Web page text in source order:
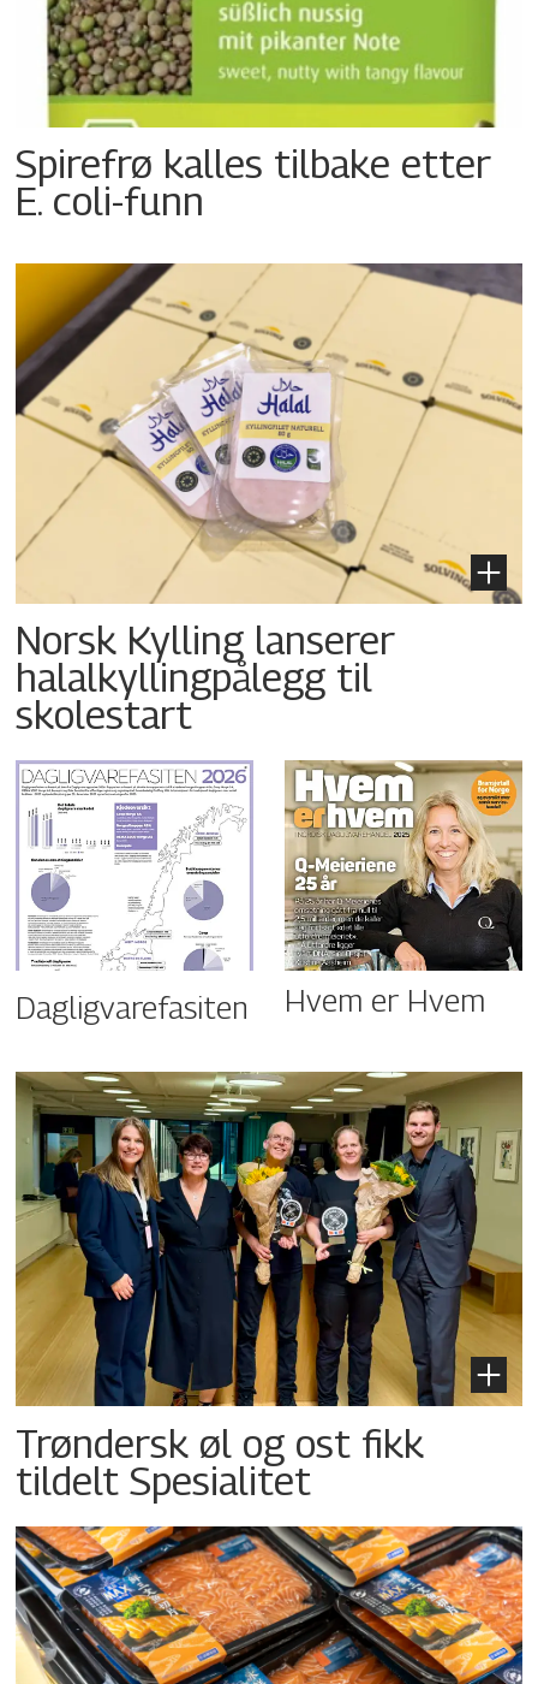
Spirefrø kalles tilbake etter
E. coli-funn
Norsk Kylling lanserer
halalkyllingpålegg til
skolestart
Dagligvarefasiten Hvem er Hvem
Trøndersk øl og ost fikk
tildelt Spesialitet